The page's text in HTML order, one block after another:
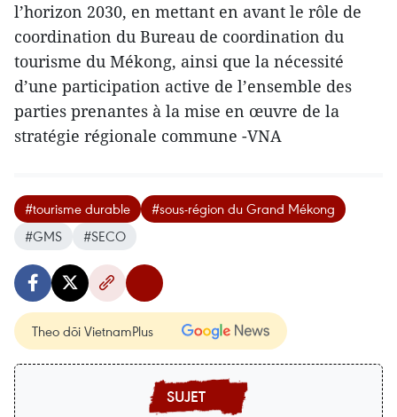
l’horizon 2030, en mettant en avant le rôle de
coordination du Bureau de coordination du
tourisme du Mékong, ainsi que la nécessité
d’une participation active de l’ensemble des
parties prenantes à la mise en œuvre de la
stratégie régionale commune -VNA
#tourisme durable
#sous-région du Grand Mékong
#GMS
#SECO
Theo dõi VietnamPlus